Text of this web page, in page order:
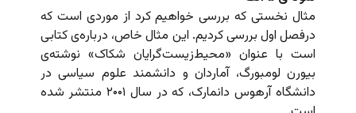
مثال نخستی که بررسی خواهیم کرد از موردی است که
درفصل اول بررسی کردیم. این مثال خاص، درباره‌ی کتابی
است با عنوان «محیط‌زیست‌گرایان شکاک» نوشته‌ی
بیورن لومبورگ، آماردان و دانشمند علوم سیاسی در
دانشگاه آرهوس دانمارک، که در سال ۲۰۰۱ منتشر شده